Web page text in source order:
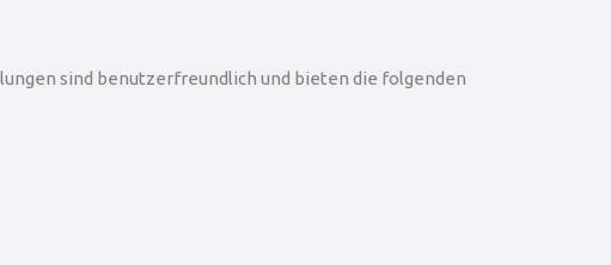
sind benutzerfreundlich und bieten die folgenden